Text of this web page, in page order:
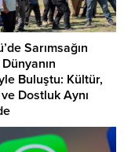
Sarımsağın
Buluştu: Kültür,
Dostluk Aynı